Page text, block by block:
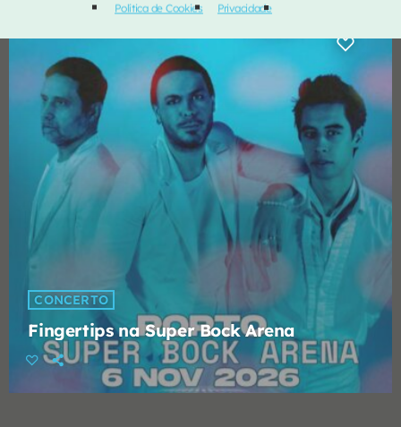
Política de Cookies Privacidade
CONCERTO
Fingertips na Super Bock Arena